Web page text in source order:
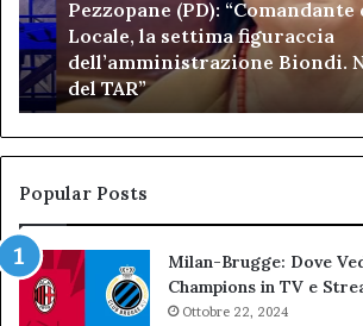
la
settima
figuraccia
dell’amministrazione
Biondi.
Nuova
bocciatura
del
Pezzopane (PD): “Comandante
Locale, la settima figuraccia
dell’amministrazione Biondi.
del TAR”
Popular Posts
Milan-Brugge: Dove
Champions in TV e
Ottobre 22, 2024